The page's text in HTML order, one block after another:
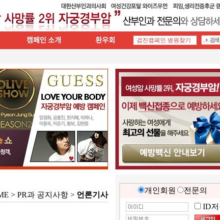
> PR과 공지사항 > 언론기사
개인회원
전문의
ID